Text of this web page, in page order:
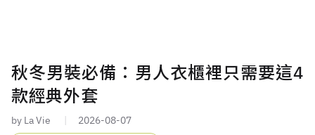
秋冬男裝必備：男人衣櫃裡只需要這4
款經典外套
by La Vie 2026-08-07